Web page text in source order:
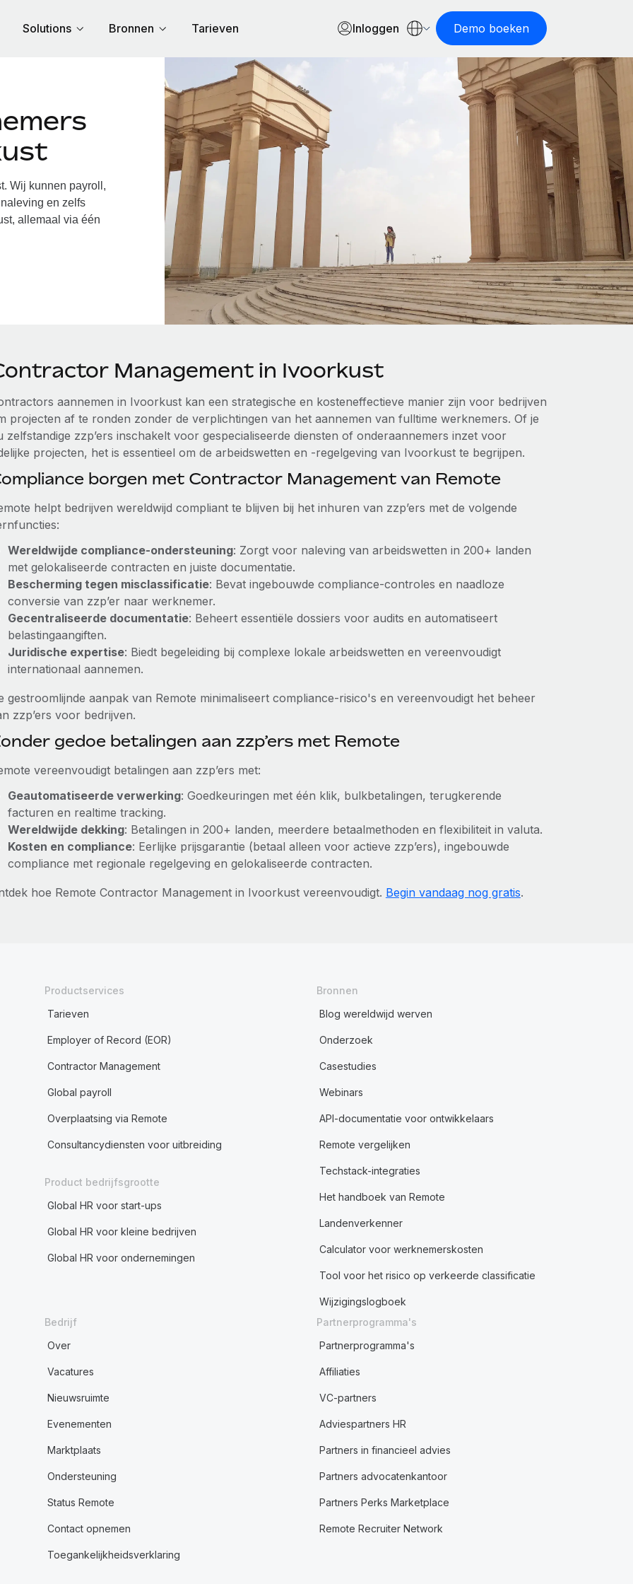
Solutions Bronnen Tarieven Inloggen Demo boeken
Wij kunnen payroll,
en zelfs
allemaal via één
Management in Ivoorkust
aannemen in Ivoorkust kan een strategische en kosteneffectieve manier zijn voor bedrijven
projecten af te ronden zonder de verplichtingen van het aannemen van fulltime werknemers. Of je
zelfstandige zzp’ers inschakelt voor gespecialiseerde diensten of onderaannemers inzet voor
projecten, het is essentieel om de arbeidswetten en -regelgeving van Ivoorkust te begrijpen.
borgen met Contractor Management van Remote
helpt bedrijven wereldwijd compliant te blijven bij het inhuren van zzp’ers met de volgende
Wereldwijde compliance-ondersteuning: Zorgt voor naleving van arbeidswetten in 200+ landen
met gelokaliseerde contracten en juiste documentatie.
Bescherming tegen misclassificatie: Bevat ingebouwde compliance-controles en naadloze
conversie van zzp’er naar werknemer.
Gecentraliseerde documentatie: Beheert essentiële dossiers voor audits en automatiseert
belastingaangiften.
Juridische expertise: Biedt begeleiding bij complexe lokale arbeidswetten en vereenvoudigt
internationaal aannemen.
gestroomlijnde aanpak van Remote minimaliseert compliance-risico's en vereenvoudigt het beheer
zzp’ers voor bedrijven.
gedoe betalingen aan zzp’ers met Remote
vereenvoudigt betalingen aan zzp’ers met:
Geautomatiseerde verwerking: Goedkeuringen met één klik, bulkbetalingen, terugkerende
facturen en realtime tracking.
Wereldwijde dekking: Betalingen in 200+ landen, meerdere betaalmethoden en flexibiliteit in valuta.
Kosten en compliance: Eerlijke prijsgarantie (betaal alleen voor actieve zzp’ers), ingebouwde
compliance met regionale regelgeving en gelokaliseerde contracten.
hoe Remote Contractor Management in Ivoorkust vereenvoudigt. Begin vandaag nog gratis.
Productservices
Tarieven
Employer of Record (EOR)
Contractor Management
Global payroll
Overplaatsing via Remote
Consultancydiensten voor uitbreiding
Product bedrijfsgrootte
Global HR voor start-ups
Global HR voor kleine bedrijven
Global HR voor ondernemingen
Bronnen
Blog wereldwijd werven
Onderzoek
Casestudies
Webinars
API-documentatie voor ontwikkelaars
Remote vergelijken
Techstack-integraties
Het handboek van Remote
Landenverkenner
Calculator voor werknemerskosten
Tool voor het risico op verkeerde classificatie
Wijzigingslogboek
Bedrijf
Over
Vacatures
Nieuwsruimte
Evenementen
Marktplaats
Ondersteuning
Status Remote
Contact opnemen
Toegankelijkheidsverklaring
Partnerprogramma's
Partnerprogramma's
Affiliaties
VC-partners
Adviespartners HR
Partners in financieel advies
Partners advocatenkantoor
Partners Perks Marketplace
Remote Recruiter Network